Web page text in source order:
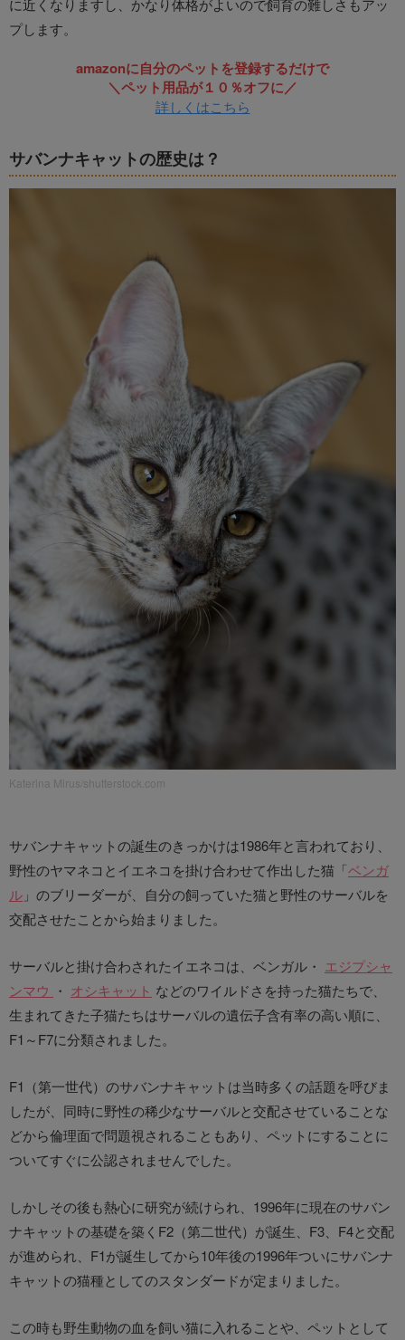
に近くなりますし、かなり体格がよいので飼育の難しさもアッ
プします。
amazonに自分のペットを登録するだけで
＼ペット用品が１０％オフに／
詳しくはこちら
サバンナキャットの歴史は？
Katerina Mirus/shutterstock.com
サバンナキャットの誕生のきっかけは1986年と言われており、
野性のヤマネコとイエネコを掛け合わせて作出した猫「ベンガ
ル 」のブリーダーが、自分の飼っていた猫と野性のサーバルを
交配させたことから始まりました。
サーバルと掛け合わされたイエネコは、ベンガル・ エジプシャ
ンマウ ・ オシキャット などのワイルドさを持った猫たちで、
生まれてきた子猫たちはサーバルの遺伝子含有率の高い順に、
F1～F7に分類されました。
F1（第一世代）のサバンナキャットは当時多くの話題を呼びま
したが、同時に野性の稀少なサーバルと交配させていることな
どから倫理面で問題視されることもあり、ペットにすることに
ついてすぐに公認されませんでした。
しかしその後も熱心に研究が続けられ、1996年に現在のサバン
ナキャットの基礎を築くF2（第二世代）が誕生、F3、F4と交配
が進められ、F1が誕生してから10年後の1996年ついにサバンナ
キャットの猫種としてのスタンダードが定まりました。
この時も野生動物の血を飼い猫に入れることや、ペットとして